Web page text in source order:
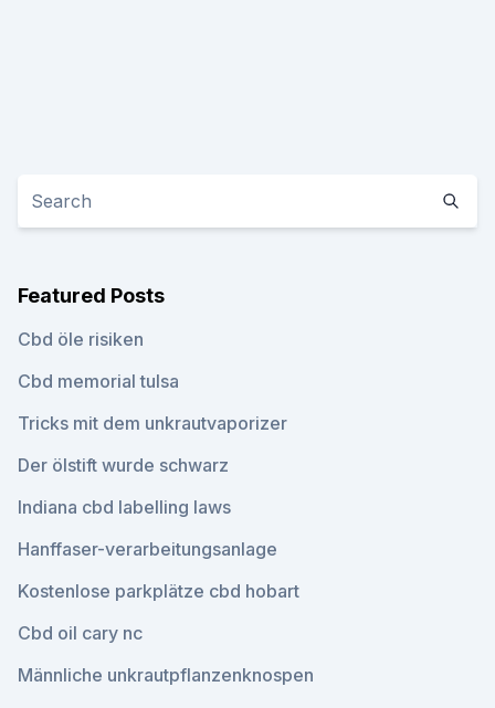
Featured Posts
Cbd öle risiken
Cbd memorial tulsa
Tricks mit dem unkrautvaporizer
Der ölstift wurde schwarz
Indiana cbd labelling laws
Hanffaser-verarbeitungsanlage
Kostenlose parkplätze cbd hobart
Cbd oil cary nc
Männliche unkrautpflanzenknospen